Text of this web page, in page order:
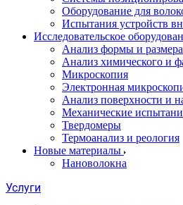
Оборудование для
Испытания устройств
Исследовательское
Анализ формы и
Анализ химического и
Микроскопия
Электронная
Анализ поверхности и
Механические
Твердомеры
Термоанализ и реология
Новые материалы
Нановолокна
Услуги